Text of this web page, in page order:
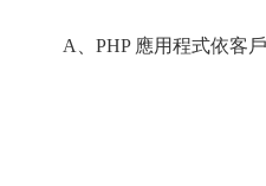
A、PHP 應用程式依客